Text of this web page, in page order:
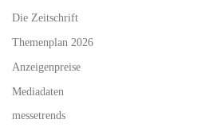
Die Zeitschrift
Themenplan 2026
Anzeigenpreise
Mediadaten
messetrends